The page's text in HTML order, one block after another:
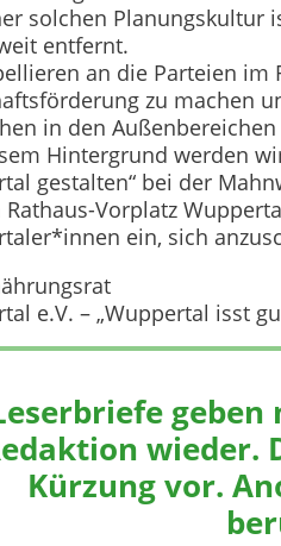
solchen Planungskultur
entfernt.
an die Parteien im
zu machen
in den
Hintergrund werden
gestalten“ bei der
Rathaus-Vorplatz
ein, sich
e.V. – „Wuppertal isst
wieder.
Kürzung vor.